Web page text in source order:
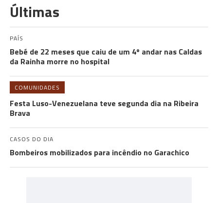
Últimas
PAÍS
Bebé de 22 meses que caiu de um 4º andar nas Caldas
da Rainha morre no hospital
COMUNIDADES
Festa Luso-Venezuelana teve segunda dia na Ribeira
Brava
CASOS DO DIA
Bombeiros mobilizados para incêndio no Garachico